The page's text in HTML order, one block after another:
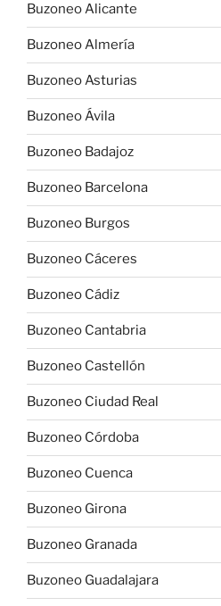
Buzoneo Alicante
Buzoneo Almería
Buzoneo Asturias
Buzoneo Ávila
Buzoneo Badajoz
Buzoneo Barcelona
Buzoneo Burgos
Buzoneo Cáceres
Buzoneo Cádiz
Buzoneo Cantabria
Buzoneo Castellón
Buzoneo Ciudad Real
Buzoneo Córdoba
Buzoneo Cuenca
Buzoneo Girona
Buzoneo Granada
Buzoneo Guadalajara